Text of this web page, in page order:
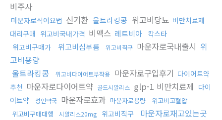
비주사
마운자로식이요법 신기환 울트라킹콩 위고비당뇨 비만치료제
대리구매 위고비국내가격 비맥스 레트비아 칵스타
위고비구매가
위고비심부름 위고비직구 마운자로국내출시 위
고비용량
울트라킹콩
위고비다이어트부작용 마운자로구입후기 다이어트약
추천 마운자로다이어트약 골드시알리스 glp-1 비만치료제 다이
어트약
성인약국 마운자로효과 마운자로용량
위고비고혈압
위고비구매대행
시알리스20mg 위고비직구
마운자로재고있는곳